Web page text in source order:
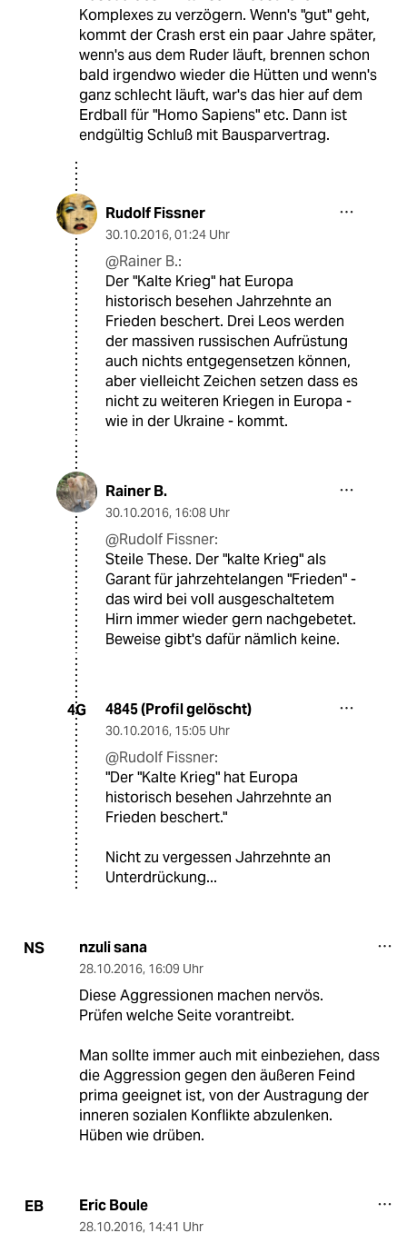
Komplexes zu verzögern. Wenn's "gut" geht,
kommt der Crash erst ein paar Jahre später,
wenn's aus dem Ruder läuft, brennen schon
bald irgendwo wieder die Hütten und wenn's
ganz schlecht läuft, war's das hier auf dem
Erdball für "Homo Sapiens" etc. Dann ist
endgültig Schluß mit Bausparvertrag.
Rudolf Fissner
30.10.2016, 01:24 Uhr
@Rainer B.:
Der "Kalte Krieg" hat Europa
historisch besehen Jahrzehnte an
Frieden beschert. Drei Leos werden
der massiven russischen Aufrüstung
auch nichts entgegensetzen können,
aber vielleicht Zeichen setzen dass es
nicht zu weiteren Kriegen in Europa -
wie in der Ukraine - kommt.
Rainer B.
30.10.2016, 16:08 Uhr
@Rudolf Fissner:
Steile These. Der "kalte Krieg" als
Garant für jahrzehtelangen "Frieden" -
das wird bei voll ausgeschaltetem
Hirn immer wieder gern nachgebetet.
Beweise gibt's dafür nämlich keine.
4G 4845 (Profil gelöscht)
30.10.2016, 15:05 Uhr
@Rudolf Fissner:
"Der "Kalte Krieg" hat Europa
historisch besehen Jahrzehnte an
Frieden beschert."
Nicht zu vergessen Jahrzehnte an
Unterdrückung...
NS nzuli sana
28.10.2016, 16:09 Uhr
Diese Aggressionen machen nervös.
Prüfen welche Seite vorantreibt.
Man sollte immer auch mit einbeziehen, dass
die Aggression gegen den äußeren Feind
prima geeignet ist, von der Austragung der
inneren sozialen Konflikte abzulenken.
Hüben wie drüben.
EB Eric Boule
28.10.2016, 14:41 Uhr